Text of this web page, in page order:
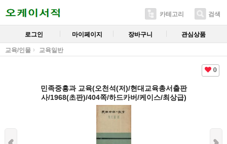
카테고리 검색
로그인 마이페이지 장바구니 관심상품
교육/인물 교육일반
0
민족중흥과 교육(오천석(저)/현대교육총서출판
사/1968(초판)/404쪽/하드카버/케이스/최상급)